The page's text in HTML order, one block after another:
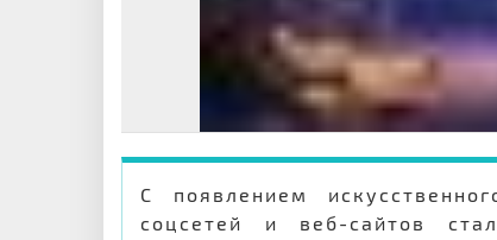
С появлением
соцсетей и веб-сайтов